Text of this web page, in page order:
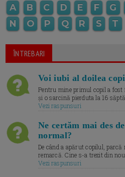
A B C D E F G
N
O P Q R S T
ÎNTREBARI
Voi iubi al doilea
Pentru mine primul copil a fost
și o sarcină pierduta la 16
Vezi raspunsuri
Ne certăm mai des
normal?
De când a apărut copilul, parcă
remarcă. Cine s-a trezit din
Vezi raspunsuri